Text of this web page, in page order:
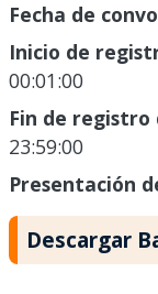
Fecha de
Inicio de
00:01:00
Fin de
23:59:00
Presentación
Descargar